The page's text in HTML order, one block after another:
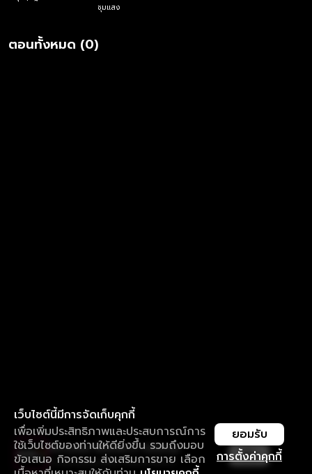
ชุมแสง
ตอนทั้งหมด (0)
เว็บไซต์นี้มีการจัดเก็บคุกกี้
เพื่อเพิ่มประสิทธิภาพและประสบการณ์การ
ใช้เว็บไซต์ของท่านให้ดียิ่งขึ้น รวมถึงมอบ
ข้อเสนอ กิจกรรม ส่งเสริมการขาย เลือก
การตั้งค่าคุกกี้
ยอมรับ
ใช้งานแอป ลื่นไหลกว่า ไม่มีสะดุด
ดาวน์โหลดแอปเพื่อการรับชมที่ดีกว่า เปิด